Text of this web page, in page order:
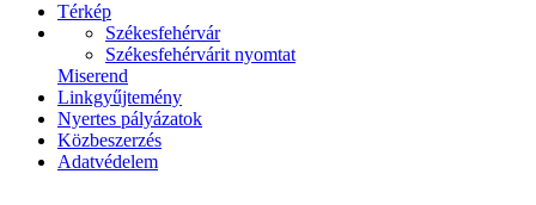
Térkép
Székesfehérvár
Székesfehérvárit nyomtat
Miserend
Linkgyűjtemény
Nyertes pályázatok
Közbeszerzés
Adatvédelem